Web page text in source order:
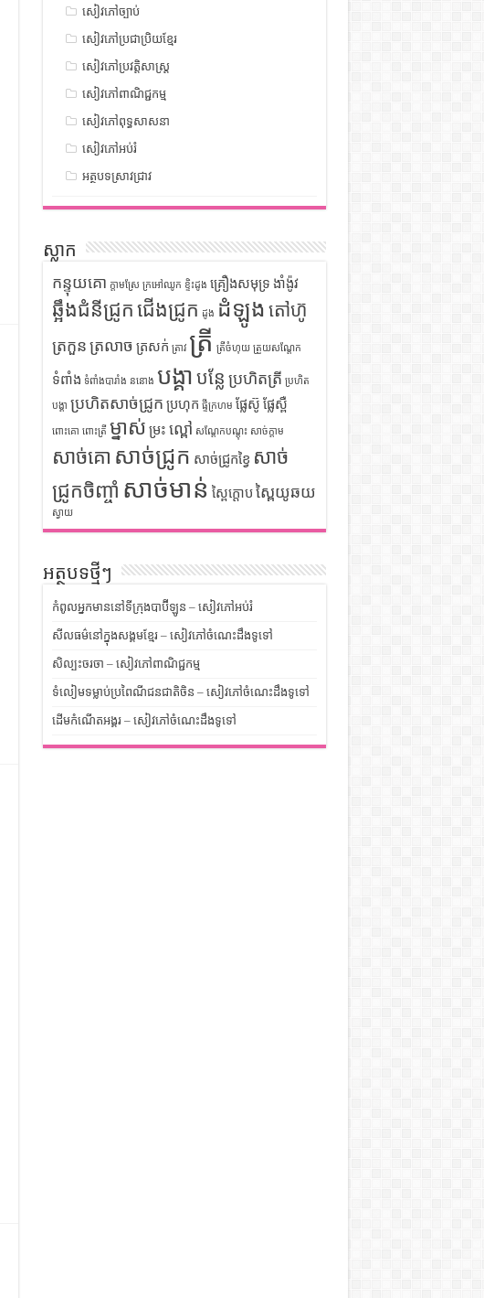
សៀវភៅច្បាប់
សៀវភៅប្រជាប្រិយខ្មែរ
សៀវភៅប្រវត្តិសាស្រ្ត
សៀវភៅពាណិជ្ជកម្ម
សៀវភៅពុទ្ធសាសនា
សៀវភៅអប់រំ
អត្ថបទស្រាវជ្រាវ
ស្លាក
កន្ទុយគោ ក្តាមស្រែ ក្រអៅឈូក ខ្ទិះដូង គ្រឿងសមុទ្រ ងាំង៉ូវ
ឆ្អឹងជំនីជ្រូក ជើងជ្រូក ដូង ដំឡូង តៅហ៊ូ
ត្រកួន ត្រលាច ត្រសក់ ត្រាវ ត្រី ត្រីចំហុយ ត្រួយសណ្តែក
ទំពាំង ទំពាំងបារាំង ននោង បង្គា បន្លែ ប្រហិតត្រី ប្រហិត
បង្គា ប្រហិតសាច់ជ្រូក ប្រហុក ផ្ទីក្រហម ផ្លែស៊ូ ផ្លែស្ពឺ
ពោះគោ ពោះត្រី ម្នាស់ ម្រះ ល្ពៅ សណ្តែកបណ្តុះ សាច់ក្តាម
សាច់គោ សាច់ជ្រូក សាច់ជ្រូកខ្វៃ សាច់
ជ្រូកចិញ្ចាំ សាច់មាន់ ស្ពៃក្តោប ស្ពៃយូឆយ
ស្វាយ
អត្ថបទថ្មីៗ
កំពូលអ្នកមាននៅទីក្រុងបាប៊ីឡូន – សៀវភៅអប់រំ
សីលធម៌នៅក្នុងសង្គមខ្មែរ – សៀវភៅចំណេះដឹងទូទៅ
សិល្បះចរចា – សៀវភៅពាណិជ្ជកម្ម
ទំលៀមទម្លាប់ប្រពៃណីជនជាតិចិន – សៀវភៅចំណេះដឹងទូទៅ
ដើមកំណើតអង្គរ – សៀវភៅចំណេះដឹងទូទៅ